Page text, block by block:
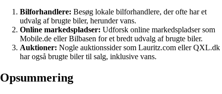
Bilforhandlere: Besøg lokale bilforhandlere, der ofte har et
udvalg af brugte biler, herunder vans.
Online markedspladser: Udforsk online markedspladser som
Mobile.de eller Bilbasen for et bredt udvalg af brugte biler.
Auktioner: Nogle auktionssider som Lauritz.com eller QXL.dk
har også brugte biler til salg, inklusive vans.
Opsummering